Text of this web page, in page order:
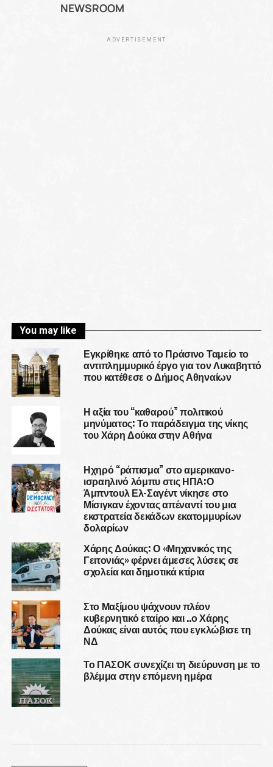
NEWSROOM
ADVERTISEMENT
You may like
Εγκρίθηκε από το Πράσινο Ταμείο το
αντιπλημμυρικό έργο για τον Λυκαβηττό
που κατέθεσε ο Δήμος Αθηναίων
Η αξία του “καθαρού” πολιτικού
μηνύματος: Το παράδειγμα της νίκης
του Χάρη Δούκα στην Αθήνα
Ηχηρό “ράπισμα” στο αμερικανο-
ισραηλινό λόμπυ στις ΗΠΑ:Ο
Άμπντουλ Ελ-Σαγέντ νίκησε στο
Μίσιγκαν έχοντας απέναντί του μια
εκστρατεία δεκάδων εκατομμυρίων
δολαρίων
Χάρης Δούκας: Ο «Μηχανικός της
Γειτονιάς» φέρνει άμεσες λύσεις σε
σχολεία και δημοτικά κτίρια
Στο Μαξίμου ψάχνουν πλέον
κυβερνητικό εταίρο και ..ο Χάρης
Δούκας είναι αυτός που εγκλώβισε τη
ΝΔ
Το ΠΑΣΟΚ συνεχίζει τη διεύρυνση με το
βλέμμα στην επόμενη ημέρα